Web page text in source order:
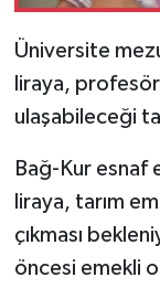
Üniversite
liraya, profesör
ulaşabileceği
Bağ-Kur esnaf
liraya, tarım
çıkması
öncesi emekli